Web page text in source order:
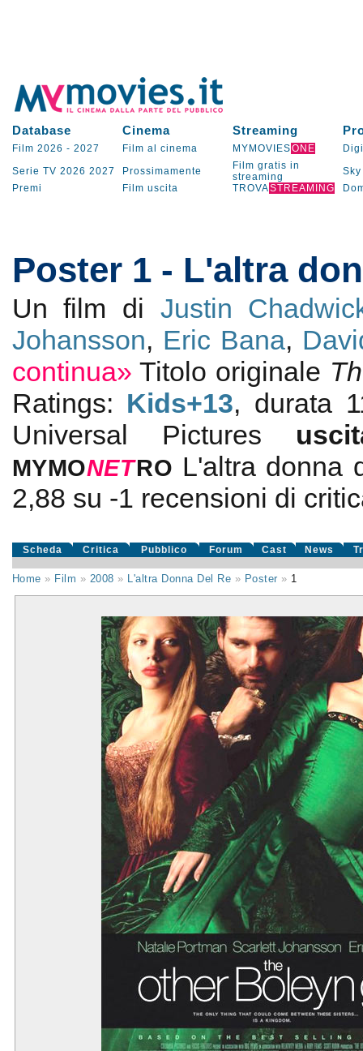
Database Cinema Streaming
Film 2026 - 2027 Film al cinema MYMOVIESONE
Serie TV 2026 2027 Prossimamente
Film gratis in
streaming
Sky
Premi
Film uscita TROVASTREAMING
Poster 1 - L'altra
Un film di Justin
Johansson, Eric Bana,
continua» Titolo originale
Ratings: Kids+13, durata
Universal Pictures
MYMONETRO L'altra donna
2,88 su -1 recensioni di
Scheda Critica Pubblico Forum Cast News
Home » Film » 2008 » L'altra Donna Del Re » Poster » 1